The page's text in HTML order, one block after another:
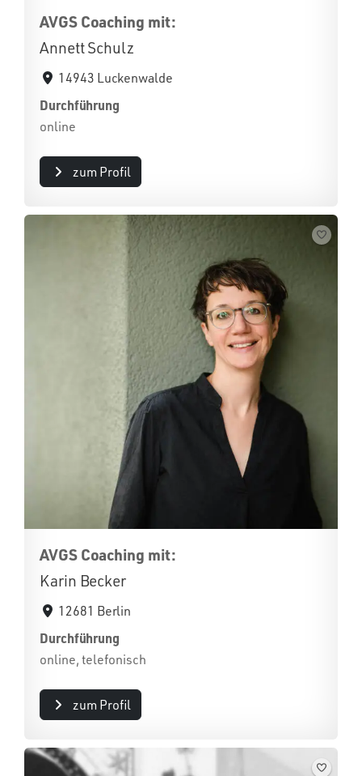
AVGS Coaching mit:
Annett Schulz
14943 Luckenwalde
Durchführung
online
zum Profil
AVGS Coaching mit:
Karin Becker
12681 Berlin
Durchführung
online, telefonisch
zum Profil